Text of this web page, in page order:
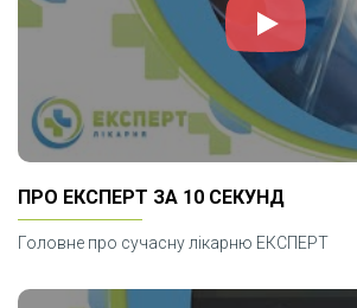
ПРО ЕКСПЕРТ ЗА 10 СЕКУНД
Головне про сучасну лікарню ЕКСПЕРТ